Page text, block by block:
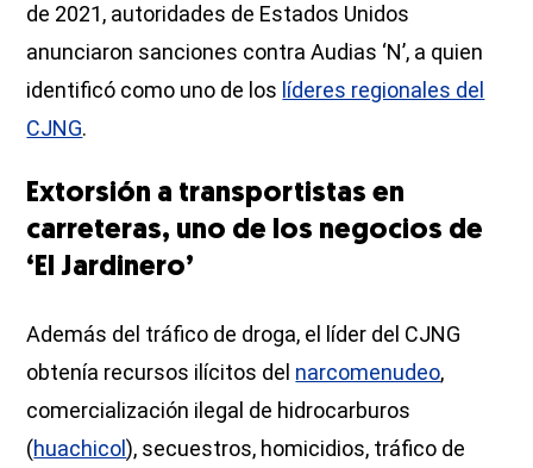
de 2021, autoridades de Estados Unidos
anunciaron sanciones contra Audias ‘N’, a quien
identificó como uno de los líderes regionales del
CJNG.
Extorsión a transportistas en
carreteras, uno de los negocios de
‘El Jardinero’
Además del tráfico de droga, el líder del CJNG
obtenía recursos ilícitos del narcomenudeo,
comercialización ilegal de hidrocarburos
(huachicol), secuestros, homicidios, tráfico de